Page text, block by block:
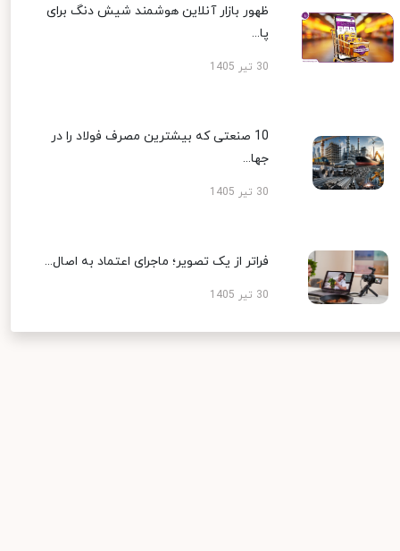
ظهور بازار آنلاین هوشمند شیش دنگ برای
پا...
30 تیر 1405
10 صنعتی که بیشترین مصرف فولاد را در
جها...
30 تیر 1405
فراتر از یک تصویر؛ ماجرای اعتماد به اصال...
30 تیر 1405